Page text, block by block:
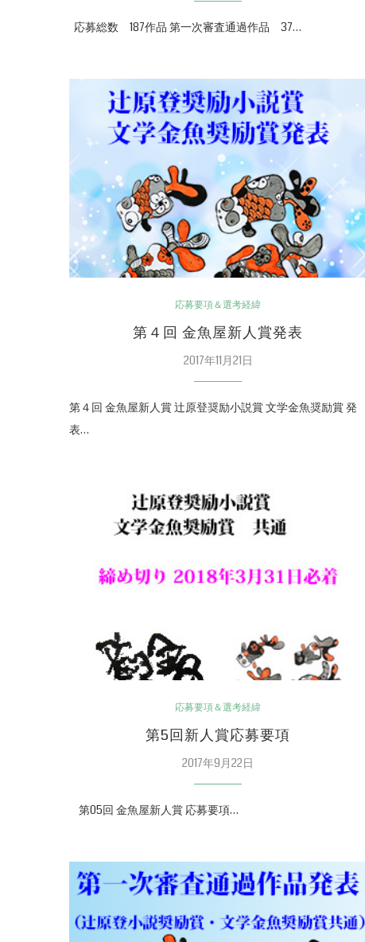
応募総数 187作品 第一次審査通過作品 37…
応募要項＆選考経緯
第４回 金魚屋新人賞発表
2017年11月21日
第４回 金魚屋新人賞 辻原登奨励小説賞 文学金魚奨励賞 発
表…
応募要項＆選考経緯
第5回新人賞応募要項
2017年9月22日
第05回 金魚屋新人賞 応募要項…